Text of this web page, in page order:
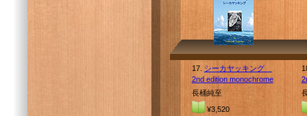
17. シーカヤッキング
2nd edition monochrome
長桶純至
¥3,520